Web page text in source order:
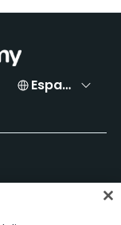
Español